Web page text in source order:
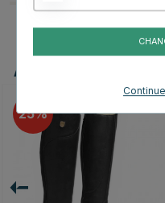
Andere Produkte,
25